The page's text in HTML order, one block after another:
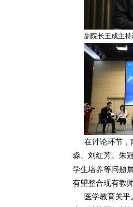
副院长王成主
在讨论环节
淼、刘红芳、朱
学生培养等问题
有望整合现有教
医学教育关